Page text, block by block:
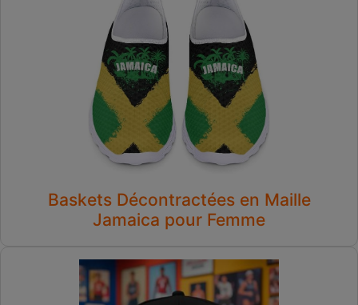
Baskets Décontractées en Maille
Jamaica pour Femme